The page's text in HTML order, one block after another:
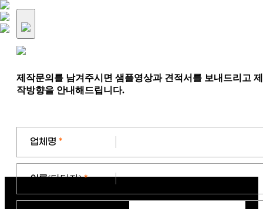
제작문의를 남겨주시면 샘플영상과 견적서를 보내드리고 제
작방향을 안내해드립니다.
업체명 *
이름(담당자) *